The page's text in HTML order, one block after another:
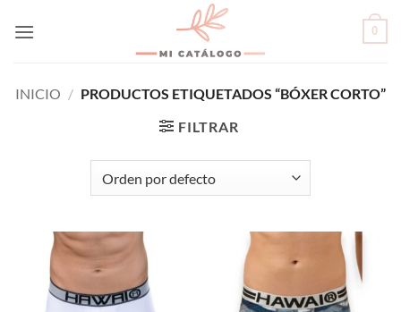
0
INICIO / PRODUCTOS ETIQUETADOS “BÓXER CORTO”
FILTRAR